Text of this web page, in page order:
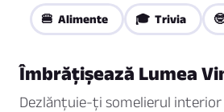
🍔 Alimente 🎓 Trivia
Îmbrățișează Lumea
Dezlănțuie-ți somelierul interior